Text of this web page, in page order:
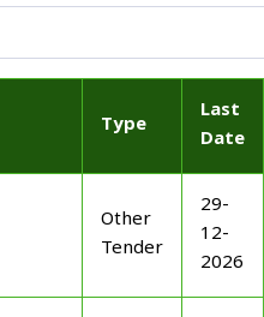
Type
Last
Date
Other
Tender
29-
12-
2026